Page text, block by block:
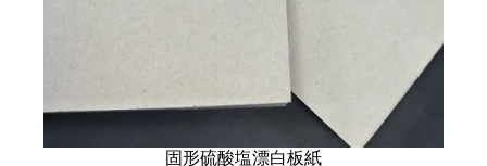
固形硫酸塩漂白板紙